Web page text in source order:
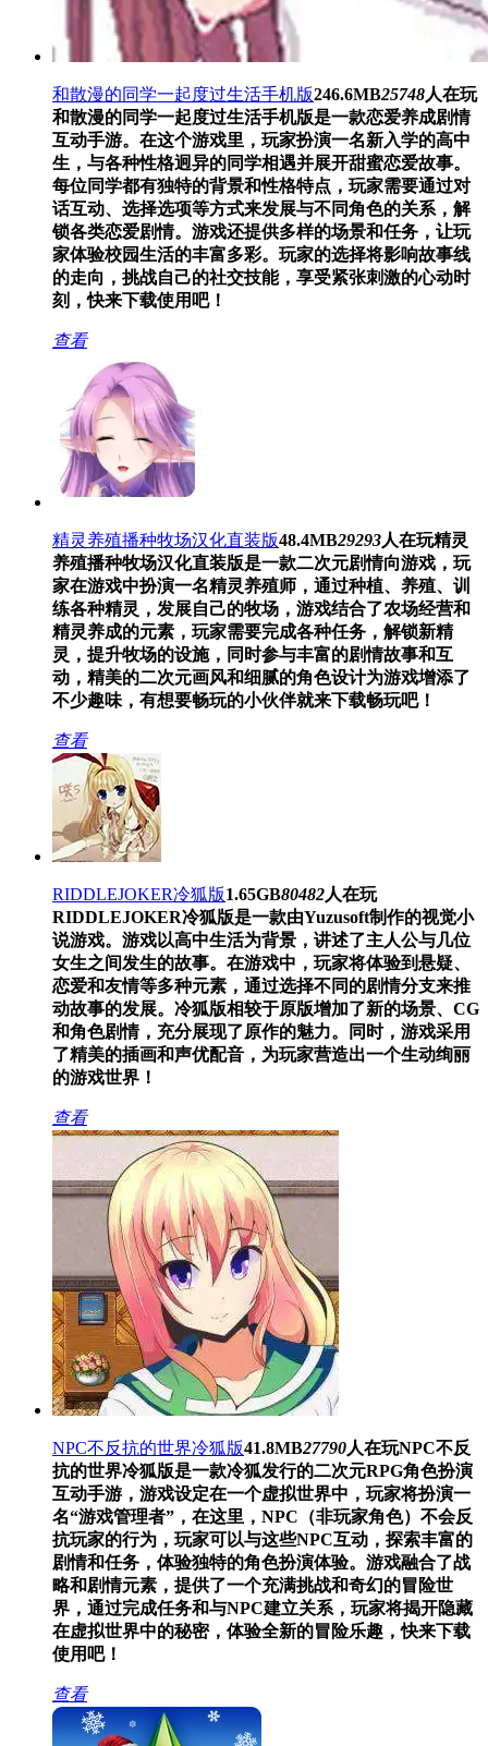
和散漫的同学一起度过生活手机版246.6MB25748人在玩
和散漫的同学一起度过生活手机版是一款恋爱养成剧情
互动手游。在这个游戏里，玩家扮演一名新入学的高中
生，与各种性格迥异的同学相遇并展开甜蜜恋爱故事。
每位同学都有独特的背景和性格特点，玩家需要通过对
话互动、选择选项等方式来发展与不同角色的关系，解
锁各类恋爱剧情。游戏还提供多样的场景和任务，让玩
家体验校园生活的丰富多彩。玩家的选择将影响故事线
的走向，挑战自己的社交技能，享受紧张刺激的心动时
刻，快来下载使用吧！
查看
精灵养殖播种牧场汉化直装版48.4MB29293人在玩精灵
养殖播种牧场汉化直装版是一款二次元剧情向游戏，玩
家在游戏中扮演一名精灵养殖师，通过种植、养殖、训
练各种精灵，发展自己的牧场，游戏结合了农场经营和
精灵养成的元素，玩家需要完成各种任务，解锁新精
灵，提升牧场的设施，同时参与丰富的剧情故事和互
动，精美的二次元画风和细腻的角色设计为游戏增添了
不少趣味，有想要畅玩的小伙伴就来下载畅玩吧！
查看
RIDDLEJOKER冷狐版1.65GB80482人在玩
RIDDLEJOKER冷狐版是一款由Yuzusoft制作的视觉小
说游戏。游戏以高中生活为背景，讲述了主人公与几位
女生之间发生的故事。在游戏中，玩家将体验到悬疑、
恋爱和友情等多种元素，通过选择不同的剧情分支来推
动故事的发展。冷狐版相较于原版增加了新的场景、CG
和角色剧情，充分展现了原作的魅力。同时，游戏采用
了精美的插画和声优配音，为玩家营造出一个生动绚丽
的游戏世界！
查看
NPC不反抗的世界冷狐版41.8MB27790人在玩NPC不反
抗的世界冷狐版是一款冷狐发行的二次元RPG角色扮演
互动手游，游戏设定在一个虚拟世界中，玩家将扮演一
名“游戏管理者”，在这里，NPC（非玩家角色）不会反
抗玩家的行为，玩家可以与这些NPC互动，探索丰富的
剧情和任务，体验独特的角色扮演体验。游戏融合了战
略和剧情元素，提供了一个充满挑战和奇幻的冒险世
界，通过完成任务和与NPC建立关系，玩家将揭开隐藏
在虚拟世界中的秘密，体验全新的冒险乐趣，快来下载
使用吧！
查看